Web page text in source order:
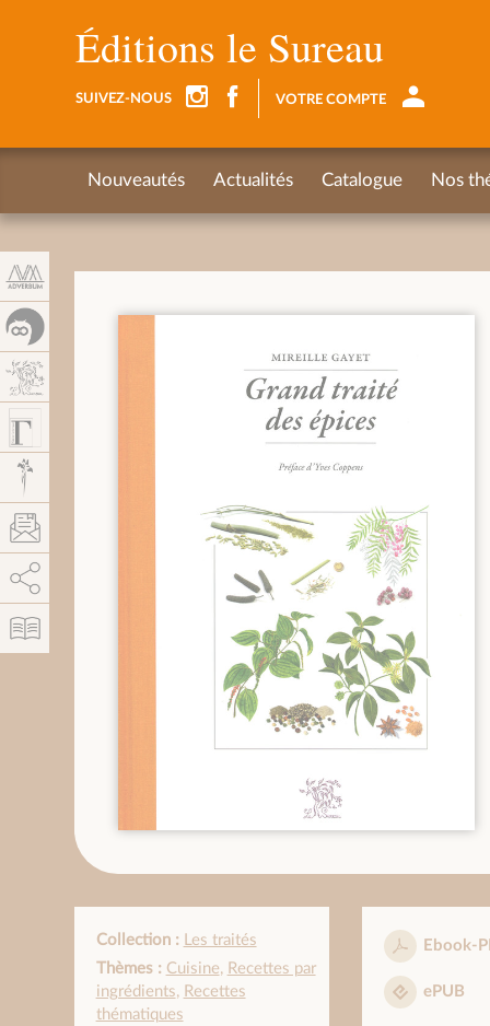
Collection : Les traités
Thèmes : Cuisine, Recettes par
ingrédients, Recettes
thématiques
Ebook-
ePUB
Éditions le Sureau
SUIVEZ-NOUS VOTRE COMPTE
Nouveautés Actualités Catalogue Nos